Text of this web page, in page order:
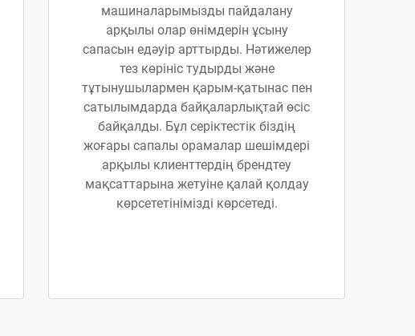
машиналарымызды пайдалану
арқылы олар өнімдерін ұсыну
сапасын едәуір арттырды. Нәтижелер
тез көрініс тудырды және
тұтынушылармен қарым-қатынас пен
сатылымдарда байқаларлықтай өсіс
байқалды. Бұл серіктестік біздің
жоғары сапалы орамалар шешімдері
арқылы клиенттердің брендтеу
мақсаттарына жетуіне қалай қолдау
көрсететінімізді көрсетеді.